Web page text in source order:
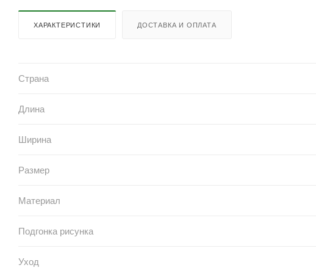
ХАРАКТЕРИСТИКИ ДОСТАВКА И ОПЛАТА
Страна
Длина
Ширина
Размер
Материал
Подгонка рисунка
Уход